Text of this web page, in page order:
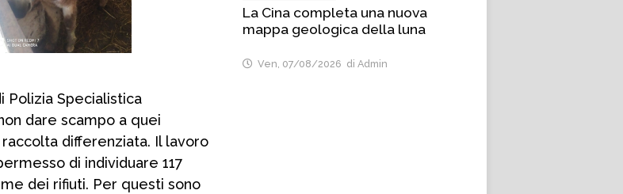
Specialistica
dare scampo a quei
differenziata. Il lavoro
di individuare 117
dei rifiuti. Per questi sono
La Cina completa una nuova
mappa geologica della luna
Ven, 07/08/2026 di Admin